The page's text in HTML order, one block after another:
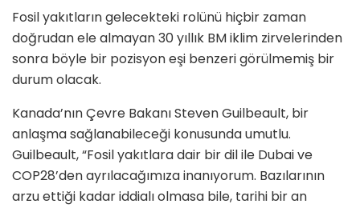
Fosil yakıtların gelecekteki rolünü hiçbir zaman
doğrudan ele almayan 30 yıllık BM iklim zirvelerinden
sonra böyle bir pozisyon eşi benzeri görülmemiş bir
durum olacak.
Kanada’nın Çevre Bakanı Steven Guilbeault, bir
anlaşma sağlanabileceği konusunda umutlu.
Guilbeault, “Fosil yakıtlara dair bir dil ile Dubai ve
COP28’den ayrılacağımıza inanıyorum. Bazılarının
arzu ettiği kadar iddialı olmasa bile, tarihi bir an